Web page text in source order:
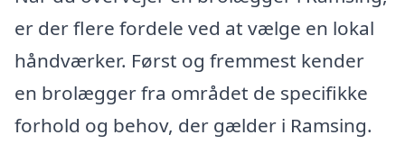
er der flere fordele ved at vælge en lokal
håndværker. Først og fremmest kender
en brolægger fra området de specifikke
forhold og behov, der gælder i Ramsing.